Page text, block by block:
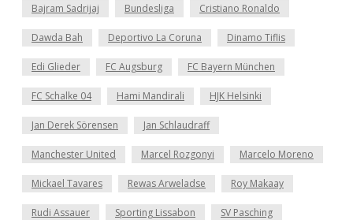
Bajram Sadrijaj Bundesliga Cristiano Ronaldo
Dawda Bah Deportivo La Coruna Dinamo Tiflis
Edi Glieder FC Augsburg FC Bayern München
FC Schalke 04 Hami Mandirali HJK Helsinki
Jan Derek Sörensen Jan Schlaudraff
Manchester United Marcel Rozgonyi Marcelo Moreno
Mickael Tavares Rewas Arweladse Roy Makaay
Rudi Assauer Sporting Lissabon SV Pasching